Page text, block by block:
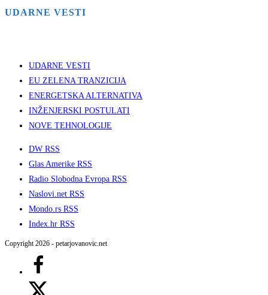
UDARNE VESTI
UDARNE VESTI
EU ZELENA TRANZICIJA
ENERGETSKA ALTERNATIVA
INŽENJERSKI POSTULATI
NOVE TEHNOLOGIJE
DW RSS
Glas Amerike RSS
Radio Slobodna Evropa RSS
Naslovi.net RSS
Mondo.rs RSS
Index.hr RSS
Copyright 2026 - petarjovanovic.net